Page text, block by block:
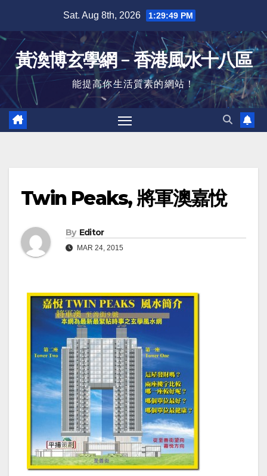
content
Sat. Aug 8th, 2026 1:29:50 PM
黃渙博玄學網﹣香港風水十八區
能提高你生活質素的網站！
Twin Peaks, 將軍澳嘉悅
By Editor
MAR 24, 2015